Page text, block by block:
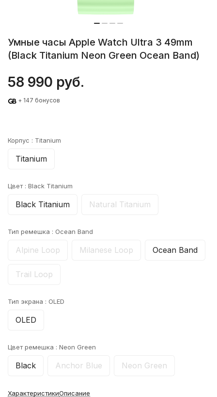
Умные часы Apple Watch Ultra 3 49mm
(Black Titanium Neon Green Ocean Band)
58 990 руб.
+ 147 бонусов
Корпус : Titanium
Titanium
Цвет : Black Titanium
Black Titanium Natural Titanium
Тип ремешка : Ocean Band
Alpine Loop Milanese Loop Ocean Band
Trail Loop
Тип экрана : OLED
OLED
Цвет ремешка : Neon Green
Black Anchor Blue Neon Green
ХарактеристикиОписание